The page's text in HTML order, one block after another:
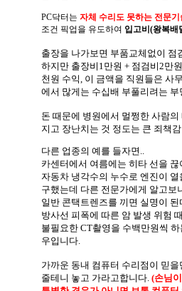
PC닥터는 자체 수리도 못하는 전문
조건 픽업을 유도하여 입고비(왕복배
출장을 나가보면 부품교체없이 점
하지만 출장비1만원 + 점검비2만
천원 수익, 이 금액을 직원들은 사
에서 많게는 수십배 부풀리려는
돈 때문에 병원에서 멀쩡한 사람
지고 장난치는 것 정도는 큰 죄책
다른 업종의 예를 들자면..
카센터에서 여름에는 히타 선을
자동차 냉각수의 누수로 엔진이
구했는데 다른 전문가에게 알고보
일반 콘택트렌즈를 끼면 실명이
방사선 피폭에 따른 암 발생 위험
불필요한 CT촬영을 수백만원씩
우입니다.
가까운 동내 컴퓨터 수리점이 믿
줄테니 놓고 가라고합니다. (손님